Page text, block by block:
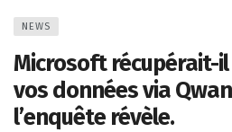
NEWS
Microsoft récupérait-
vos données via
l’enquête révèle.